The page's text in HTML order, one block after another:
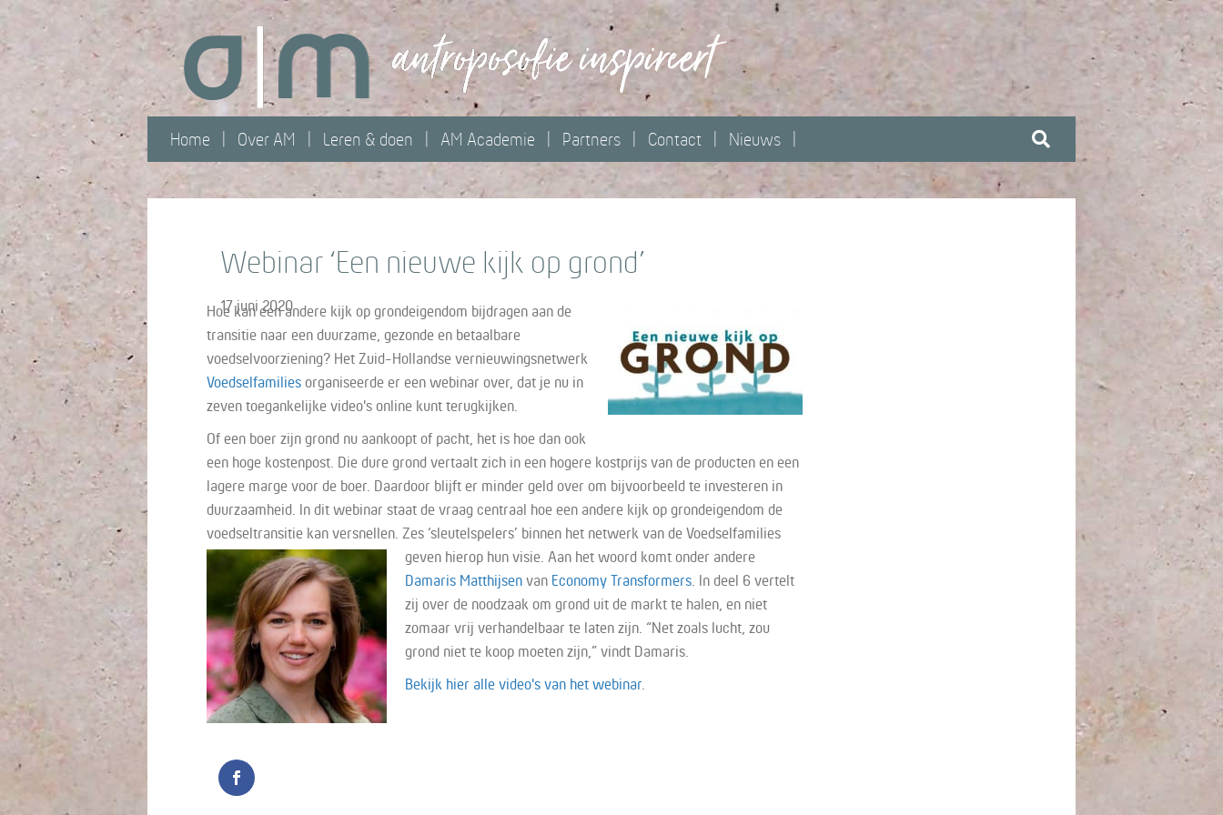
Home Over AM Leren & doen AM Academie Partners Contact Nieuws
Webinar ‘Een nieuwe kijk op grond’
17 juni 2020
Hoe kan een andere kijk op grondeigendom bijdragen aan de
transitie naar een duurzame, gezonde en betaalbare
voedselvoorziening? Het Zuid-Hollandse vernieuwingsnetwerk
Voedselfamilies organiseerde er een webinar over, dat je nu in
zeven toegankelijke video's online kunt terugkijken.
Of een boer zijn grond nu aankoopt of pacht, het is hoe dan ook
een hoge kostenpost. Die dure grond vertaalt zich in een hogere kostprijs van de producten en een
lagere marge voor de boer. Daardoor blijft er minder geld over om bijvoorbeeld te investeren in
duurzaamheid. In dit webinar staat de vraag centraal hoe een andere kijk op grondeigendom de
voedseltransitie kan versnellen. Zes ‘sleutelspelers’ binnen het netwerk van de Voedselfamilies
geven hierop hun visie. Aan het woord komt onder andere
Damaris Matthijsen van Economy Transformers. In deel 6 vertelt
zij over de noodzaak om grond uit de markt te halen, en niet
zomaar vrij verhandelbaar te laten zijn. “Net zoals lucht, zou
grond niet te koop moeten zijn,” vindt Damaris.
Bekijk hier alle video's van het webinar.